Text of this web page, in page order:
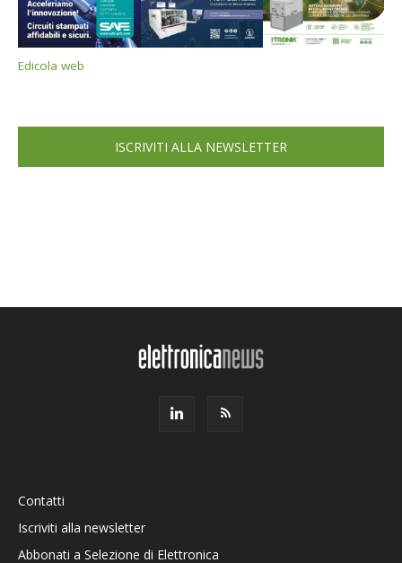
Edicola web
ISCRIVITI ALLA NEWSLETTER
Contatti
Iscriviti alla newsletter
Abbonati a Selezione di Elettronica